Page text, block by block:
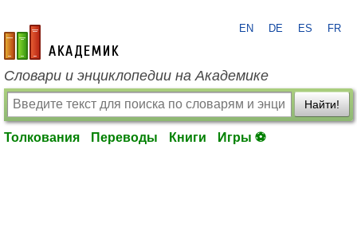
academic.ru
EN DE ES FR
Словари и энциклопедии на Академике
Найти!
Толкования Переводы Книги Игры ⚽